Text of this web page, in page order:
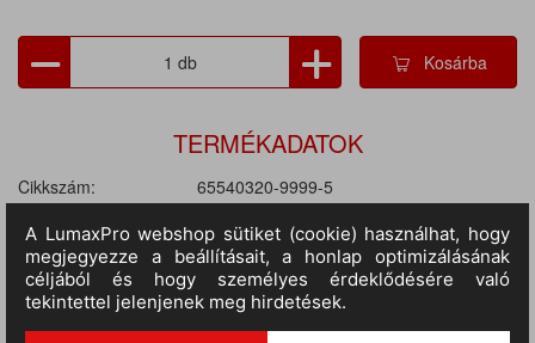
Kosárba
TERMÉKADATOK
Cikkszám:
65540320-9999-5
M.egység:
db
Szín:
fekete
Méret:
M
Anyag:
80% pamut / 20% poliészter
Tulajdonságok:
320 g/m²
III.RAKTÁRON
210 db